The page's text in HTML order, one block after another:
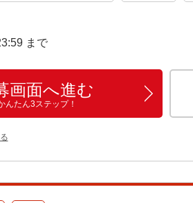
まで
画面へ進む
んたん3ステップ！